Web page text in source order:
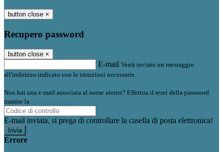
button close ×
Recupero password
button close ×
E-mail Verrà inviato un messaggio
all'indirizzo indicato con le istruzioni necessarie.
Non hai una e-mail associata al nome utente? Effettua il reset della password
tramite la
E-mail inviata, si prega di controllare la casella di posta elettronica!
Errore